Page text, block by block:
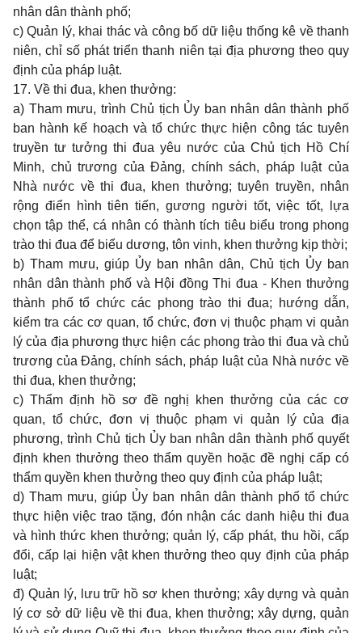
nhân dân thành phố;
c) Quản lý, khai thác và công bố dữ liệu thống kê về thanh
niên, chỉ số phát triển thanh niên tại địa phương theo quy
định của pháp luật.
17. Về thi đua, khen thưởng:
a) Tham mưu, trình Chủ tịch Ủy ban nhân dân thành phố
ban hành kế hoạch và tổ chức thực hiện công tác tuyên
truyền tư tưởng thi đua yêu nước của Chủ tịch Hồ Chí
Minh, chủ trương của Đảng, chính sách, pháp luật của
Nhà nước về thi đua, khen thưởng; tuyên truyền, nhân
rộng điển hình tiên tiến, gương người tốt, việc tốt, lựa
chọn tập thể, cá nhân có thành tích tiêu biểu trong phong
trào thi đua để biểu dương, tôn vinh, khen thưởng kịp thời;
b) Tham mưu, giúp Ủy ban nhân dân, Chủ tịch Ủy ban
nhân dân thành phố và Hội đồng Thi đua - Khen thưởng
thành phố tổ chức các phong trào thi đua; hướng dẫn,
kiểm tra các cơ quan, tổ chức, đơn vị thuộc phạm vi quản
lý của địa phương thực hiện các phong trào thi đua và chủ
trương của Đảng, chính sách, pháp luật của Nhà nước về
thi đua, khen thưởng;
c) Thẩm định hồ sơ đề nghị khen thưởng của các cơ
quan, tổ chức, đơn vị thuộc phạm vi quản lý của địa
phương, trình Chủ tịch Ủy ban nhân dân thành phố quyết
định khen thưởng theo thẩm quyền hoặc đề nghị cấp có
thẩm quyền khen thưởng theo quy định của pháp luật;
d) Tham mưu, giúp Ủy ban nhân dân thành phố tổ chức
thực hiện việc trao tặng, đón nhận các danh hiệu thi đua
và hình thức khen thưởng; quản lý, cấp phát, thu hồi, cấp
đổi, cấp lại hiện vật khen thưởng theo quy định của pháp
luật;
đ) Quản lý, lưu trữ hồ sơ khen thưởng; xây dựng và quản
lý cơ sở dữ liệu về thi đua, khen thưởng; xây dựng, quản